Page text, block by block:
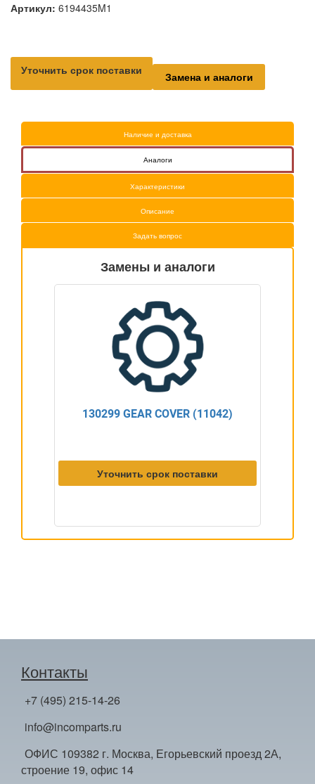
Артикул: 6194435M1
Уточнить срок поставки Замена и аналоги
Наличие и доставка
Аналоги
Характеристики
Описание
Задать вопрос
Замены и аналоги
130299 GEAR COVER (11042)
Уточнить срок поставки
Контакты
+7 (495) 215-14-26
info@incomparts.ru
ОФИС 109382 г. Москва, Егорьевский проезд 2А,
строение 19, офис 14